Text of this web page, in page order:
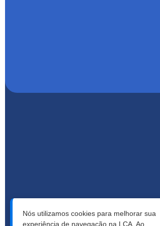
Nós utilizamos cookies para melhorar sua
experiência de navegação na LCA. Ao